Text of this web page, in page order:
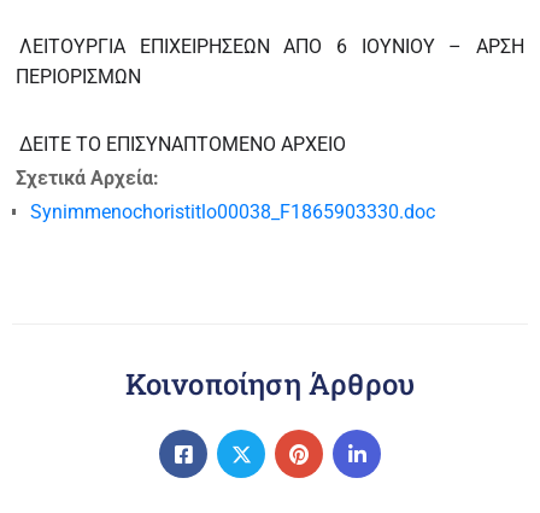
ΛΕΙΤΟΥΡΓΙΑ ΕΠΙΧΕΙΡΗΣΕΩΝ ΑΠΟ 6 ΙΟΥΝΙΟΥ – ΑΡΣΗ
ΠΕΡΙΟΡΙΣΜΩΝ
ΔΕΙΤΕ ΤΟ ΕΠΙΣΥΝΑΠΤΟΜΕΝΟ ΑΡΧΕΙΟ
Σχετικά Αρχεία:
Synimmenochoristitlo00038_F1865903330.doc
Κοινοποίηση Άρθρου